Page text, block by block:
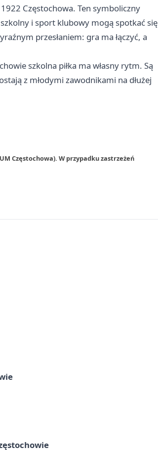
Częstochowa. Ten symboliczny
i sport klubowy mogą spotkać się
przesłaniem: gra ma łączyć, a
szkolna piłka ma własny rytm. Są
z młodymi zawodnikami na dłużej
Częstochowa). W przypadku zastrzeżeń